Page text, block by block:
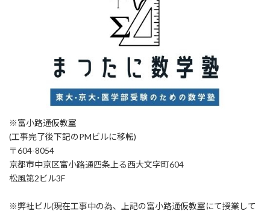
※富小路通仮教室
(工事完了後下記のPMビルに移転)
〒604-8054
京都市中京区富小路通四条上る西大文字町604
松風第2ビル3F
※弊社ビル(現在工事中の為、上記の富小路通仮教室にて授業して